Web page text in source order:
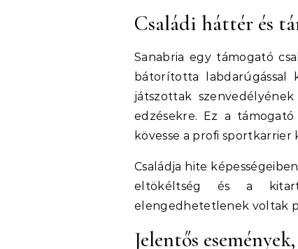
Családi háttér és
Sanabria egy támogató
bátorította labdarúgással
játszottak
edzésekre. Ez a
kövesse a profi sportkarrier
Családja hite
eltökéltség és a
elengedhetetlenek voltak
Jelentős